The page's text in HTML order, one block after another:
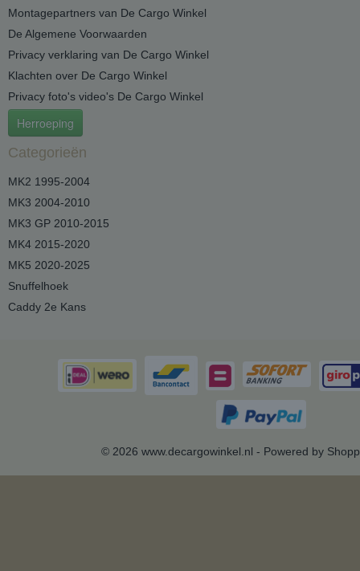
Montagepartners van De Cargo Winkel
De Algemene Voorwaarden
Privacy verklaring van De Cargo Winkel
Klachten over De Cargo Winkel
Privacy foto's video's De Cargo Winkel
Herroeping
Categorieën
MK2 1995-2004
MK3 2004-2010
MK3 GP 2010-2015
MK4 2015-2020
MK5 2020-2025
Snuffelhoek
Caddy 2e Kans
© 2026 www.decargowinkel.nl - Powered by